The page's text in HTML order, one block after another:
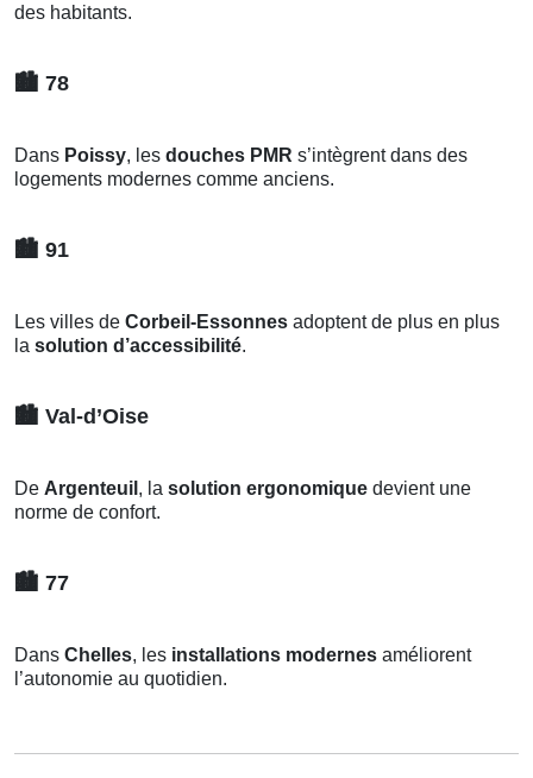
des habitants.
🏙️ 78
Dans Poissy, les douches PMR s’intègrent dans des
logements modernes comme anciens.
🏙️ 91
Les villes de Corbeil-Essonnes adoptent de plus en plus
la solution d’accessibilité.
🏙️ Val-d’Oise
De Argenteuil , la solution ergonomique devient une
norme de confort.
🏙️ 77
Dans Chelles, les installations modernes améliorent
l’autonomie au quotidien.